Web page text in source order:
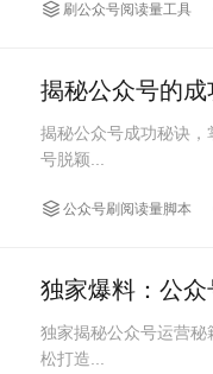
刷公众号阅读量工具
揭秘公众号的
揭秘公众号成功秘诀
号脱颖...
公众号刷阅读量脚本
独家爆料：公众
独家揭秘公众号运营
松打造...